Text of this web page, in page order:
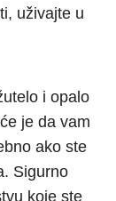
uživajte u
i opalo
je da vam
ako ste
Sigurno
koje ste